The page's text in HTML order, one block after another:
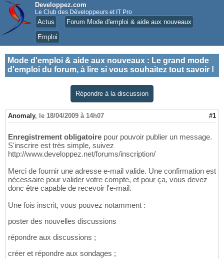
Developpez.com
Le Club des Développeurs et IT Pro
Actus
Forum Mode d'emploi & aide aux nouveaux
Emploi
Mode d'emploi & aide aux nouveaux : Le grand mode
d'emploi du forum, à lire si vous souhaitez tout savoir !
Répondre à la discussion
Anomaly, le 18/04/2009 à 14h07 #1
Enregistrement obligatoire pour pouvoir publier un message.
S'inscrire est très simple, suivez
http://www.developpez.net/forums/inscription/
Merci de fournir une adresse e-mail valide. Une confirmation est
nécessaire pour valider votre compte, et pour ça, vous devez
donc être capable de recevoir l'e-mail.
Une fois inscrit, vous pouvez notamment :
poster des nouvelles discussions
répondre aux discussions ;
créer et répondre aux sondages ;